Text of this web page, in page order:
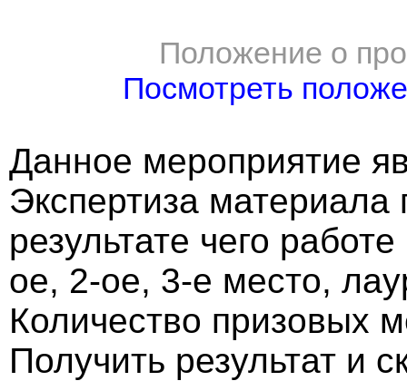
Положение о
Посмотреть
Данное мероприятие
Экспертиза
результате чего
ое, 2-ое, 3-е место,
Количество призовых
Получить результат и